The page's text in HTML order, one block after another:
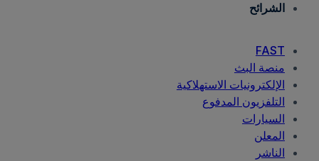
الشرائح
FAST
منصة البث
الإلكترونيات الاستهلاكية
التلفزيون المدفوع
السيارات
المعلن
الناشر